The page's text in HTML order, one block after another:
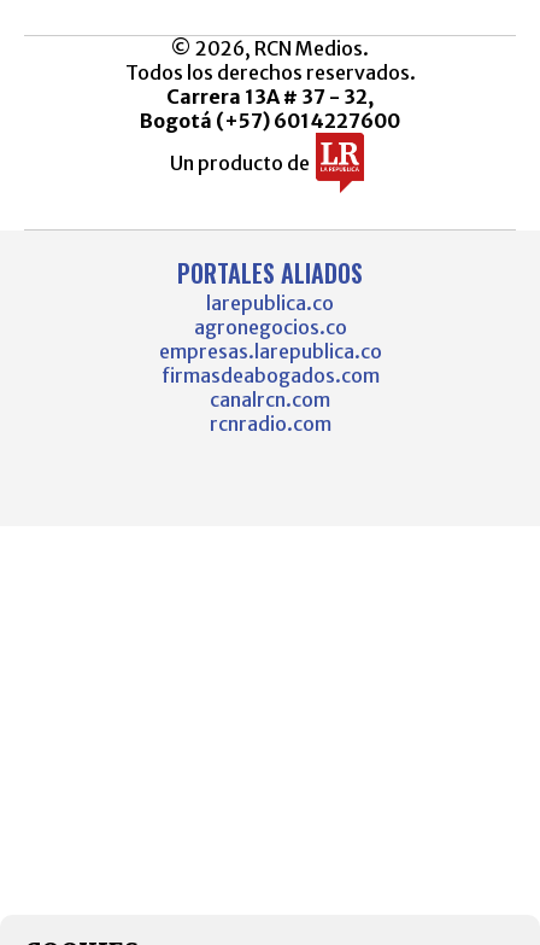
© 2026, RCN Medios.
Todos los derechos reservados.
Carrera 13A # 37 - 32,
Bogotá (+57) 6014227600
Un producto de
PORTALES ALIADOS
larepublica.co
agronegocios.co
empresas.larepublica.co
firmasdeabogados.com
canalrcn.com
rcnradio.com